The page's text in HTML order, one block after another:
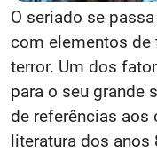
O seriado se
com elementos de
terror. Um dos
para o seu grande
de referências
literatura dos anos